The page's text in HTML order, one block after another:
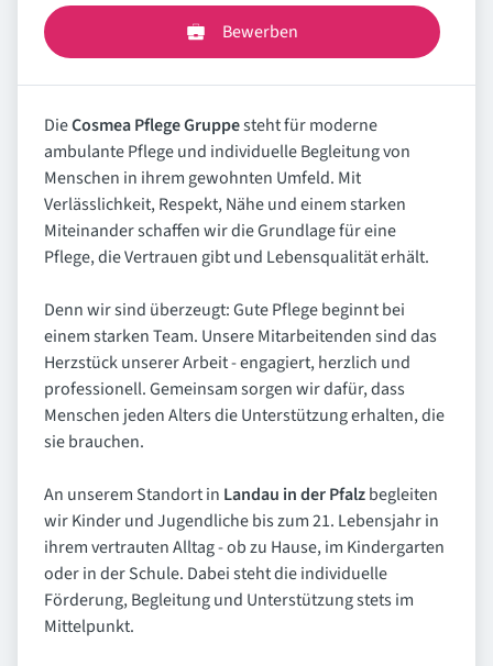
Bewerben
DieCosmea Pflege Gruppesteht für moderne
ambulante Pflege und individuelle Begleitung von
Menschen in ihrem gewohnten Umfeld. Mit
Verlässlichkeit, Respekt, Nähe und einem starken
Miteinander schaffen wir die Grundlage für eine
Pflege, die Vertrauen gibt und Lebensqualität erhält.
Denn wir sind überzeugt: Gute Pflege beginnt bei
einem starken Team. Unsere Mitarbeitenden sind das
Herzstück unserer Arbeit - engagiert, herzlich und
professionell. Gemeinsam sorgen wir dafür, dass
Menschen jeden Alters die Unterstützung erhalten, die
sie brauchen.
An unserem Standort in Landau in der Pfalzbegleiten
wir Kinder und Jugendliche bis zum 21. Lebensjahr in
ihrem vertrauten Alltag - ob zu Hause, im Kindergarten
oder in der Schule. Dabei steht die individuelle
Förderung, Begleitung und Unterstützung stets im
Mittelpunkt.